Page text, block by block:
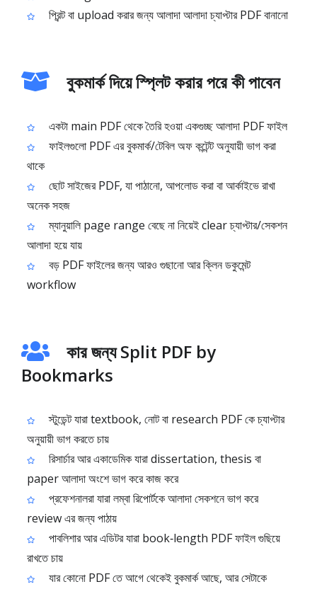
প্রিন্ট বা upload করার জন্য আলাদা আলাদা চ্যাপ্টার PDF বানানো
বুকমার্ক দিয়ে স্প্লিট করার পরে কী পাবেন
একটা main PDF থেকে তৈরি হওয়া একগুচ্ছ আলাদা PDF ফাইল
ফাইলগুলো PDF এর বুকমার্ক/টেবিল অফ কন্টেন্ট অনুযায়ী ভাগ করা
থাকে
ছোট সাইজের PDF, যা পাঠানো, আপলোড করা বা আর্কাইভে রাখা
অনেক সহজ
ম্যানুয়ালি page range বেছে না নিয়েই clear চ্যাপ্টার/সেকশন
আলাদা হয়ে যায়
বড় PDF ফাইলের জন্য আরও গুছানো আর ক্লিন ডকুমেন্ট
workflow
কার জন্য Split PDF by
Bookmarks
স্টুডেন্ট যারা textbook, নোট বা research PDF কে চ্যাপ্টার
অনুয়ায়ী ভাগ করতে চায়
রিসার্চার আর একাডেমিক যারা dissertation, thesis বা
paper আলাদা অংশে ভাগ করে কাজ করে
প্রফেশনালরা যারা লম্বা রিপোর্টকে আলাদা সেকশনে ভাগ করে
review এর জন্য পাঠায়
পাবলিশার আর এডিটর যারা book‑length PDF ফাইল গুছিয়ে
রাখতে চায়
যার কোনো PDF তে আগে থেকেই বুকমার্ক আছে, আর সেটাকে